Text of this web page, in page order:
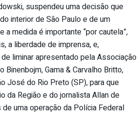
suspendeu uma decisão que
interior de São Paulo e de um
medida é importante “por cautela”,
a liberdade de imprensa, e,
liminar apresentado pela Associação
Gama & Carvalho Britto,
José do Rio Preto (SP), para que
da Região e do jornalista Allan de
uma operação da Polícia Federal